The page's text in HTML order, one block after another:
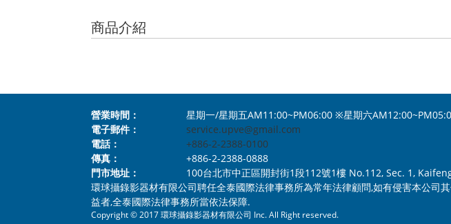
商品介紹
營業時間：
星期一/星期五AM11:00~PM06:00 ※星期六
電子郵件：
service.upve@gmail.com
電話：
+886-2-2388-0100
傳真：
+886-2-2388-0888
門市地址：
100台北市中正區開封街1段112號1樓 No.112, Sec. 1,
環球攝錄影器材有限公司聘任全泰國際法律事務所為常年法律顧問,如有侵害本公司
益者,全泰國際法律事務所當依法保障.
Copyright © 2017 環球攝錄影器材有限公司 Inc. All Right reserved.